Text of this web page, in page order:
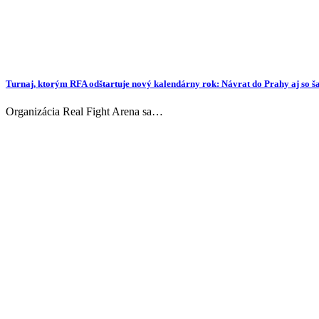
Turnaj, ktorým RFA odštartuje nový kalendárny rok: Návrat do Prahy aj so
Organizácia Real Fight Arena sa…